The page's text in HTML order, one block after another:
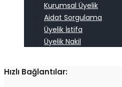
Kurumsal Üyelik
Aidat Sorgulama
Üyelik İstifa
Üyelik Nakil
Hızlı Bağlantılar: